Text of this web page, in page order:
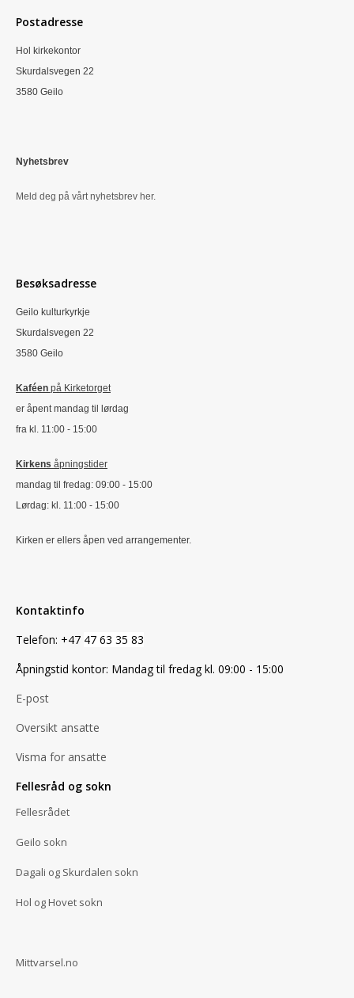
Postadresse
Hol kirkekontor
Skurdalsvegen 22
3580 Geilo
Nyhetsbrev
Meld deg på vårt nyhetsbrev her.
Besøksadresse
Geilo kulturkyrkje
Skurdalsvegen 22
3580 Geilo
Kaféen på Kirketorget
er åpent mandag til lørdag
fra kl. 11:00 - 15:00
Kirkens åpningstider
mandag til fredag: 09:00 - 15:00
Lørdag: kl. 11:00 - 15:00
Kirken er ellers åpen ved arrangementer.
Kontaktinfo
Telefon: +47 47 63 35 83
Åpningstid kontor: Mandag til fredag kl. 09:00 - 15:00
E-post
Oversikt ansatte
Visma for ansatte
Fellesråd og sokn
Fellesrådet
Geilo sokn
Dagali og Skurdalen sokn
Hol og Hovet sokn
Mittvarsel.no